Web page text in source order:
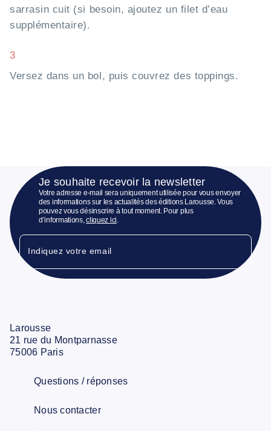
sarrasin cuit (si besoin, ajoutez un filet d’eau
supplémentaire).
3
Versez dans un bol, puis couvrez des toppings.
Je souhaite recevoir la newsletter
Votre adresse e-mail sera uniquement utilisée pour vous envoyer
des informations sur les actualités des éditions Larousse. Vous
pouvez vous désinscrire à tout moment. Pour plus
d’informations,cliquez ici
Indiquez votre email
Larousse
21 rue du Montparnasse
75006 Paris
Questions / réponses
Nous contacter